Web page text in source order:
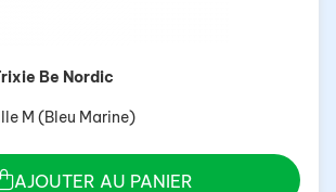
Be Nordic
M (Bleu Marine)
AJOUTER AU PANIER